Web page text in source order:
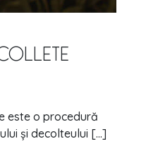
este o procedură
și decolteului [...]